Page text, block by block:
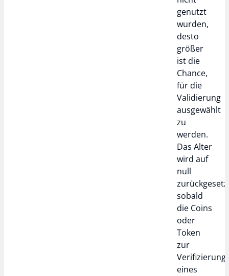
genutzt
wurden,
desto
größer
ist die
Chance,
für die
Validierung
ausgewählt
zu
werden.
Das Alter
wird auf
null
sobald
die Coins
oder
Token
zur
Verifizierung
eines